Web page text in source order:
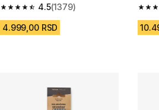
SECONDS 2P FRESH
4.5
4.5 od 5 zvezdica from 1379 Recenzije
(1379)
4.999,00 RSD
4.5